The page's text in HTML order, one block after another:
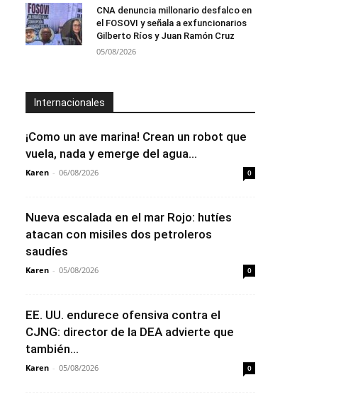
CNA denuncia millonario desfalco en
el FOSOVI y señala a exfuncionarios
Gilberto Ríos y Juan Ramón Cruz
05/08/2026
Internacionales
¡Como un ave marina! Crean un robot que
vuela, nada y emerge del agua...
Karen - 06/08/2026 0
Nueva escalada en el mar Rojo: hutíes
atacan con misiles dos petroleros
saudíes
Karen - 05/08/2026 0
EE. UU. endurece ofensiva contra el
CJNG: director de la DEA advierte que
también...
Karen - 05/08/2026 0